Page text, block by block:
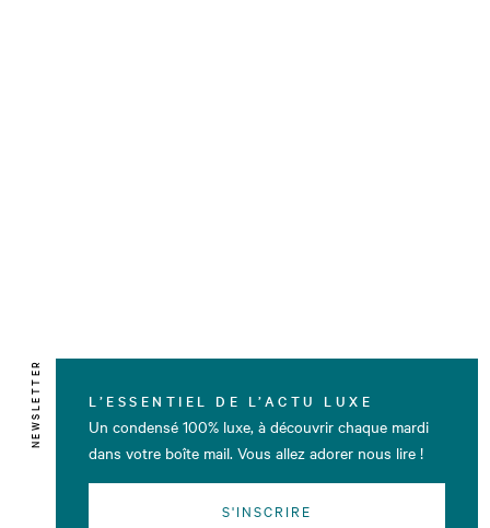
NEWSLETTER L’ESSENTIEL DE L’ACTU LUXE
Un condensé 100% luxe, à découvrir chaque mardi
dans votre boîte mail. Vous allez adorer nous lire !
S'INSCRIRE